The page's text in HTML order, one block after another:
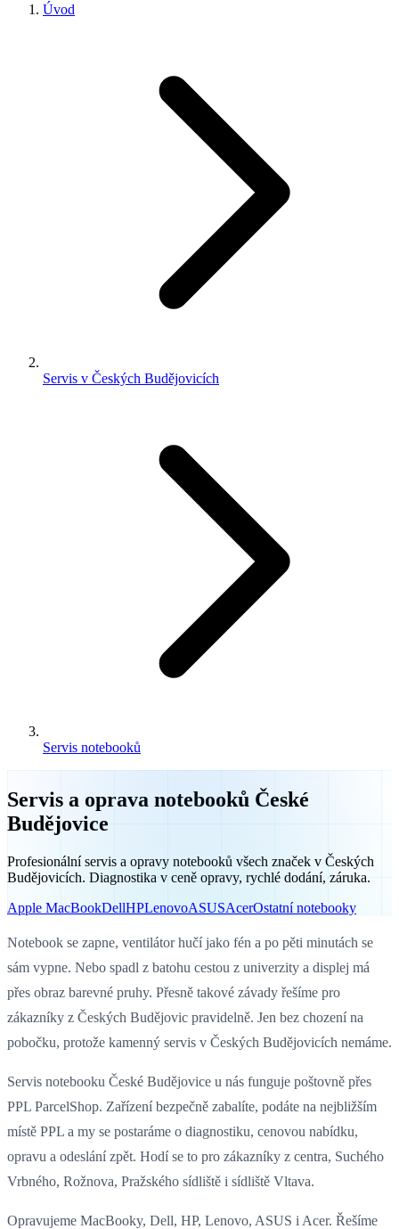
Úvod
Servis v Českých Budějovicích
Servis notebooků
Servis a oprava notebooků České
Budějovice
Profesionální servis a opravy notebooků všech značek v Českých
Budějovicích. Diagnostika v ceně opravy, rychlé dodání, záruka.
Apple MacBookDellHPLenovoASUSAcerOstatní notebooky
Notebook se zapne, ventilátor hučí jako fén a po pěti minutách se
sám vypne. Nebo spadl z batohu cestou z univerzity a displej má
přes obraz barevné pruhy. Přesně takové závady řešíme pro
zákazníky z Českých Budějovic pravidelně. Jen bez chození na
pobočku, protože kamenný servis v Českých Budějovicích nemáme.
Servis notebooku České Budějovice u nás funguje poštovně přes
PPL ParcelShop. Zařízení bezpečně zabalíte, podáte na nejbližším
místě PPL a my se postaráme o diagnostiku, cenovou nabídku,
opravu a odeslání zpět. Hodí se to pro zákazníky z centra, Suchého
Vrbného, Rožnova, Pražského sídliště i sídliště Vltava.
Opravujeme MacBooky, Dell, HP, Lenovo, ASUS i Acer. Řešíme